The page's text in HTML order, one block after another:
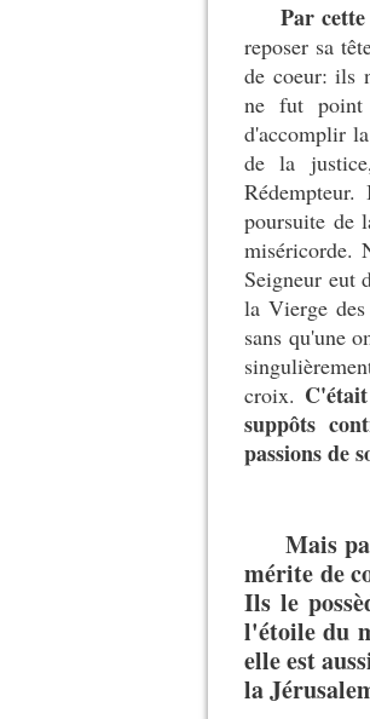
Par
reposer sa
de coeur: ils
ne fut point
d'accomplir
de la
poursuite de
miséricorde.
Seigneur eut
la Vierge
sans qu'une
croix.
suppôts
passions de
Mais
mérite de
Ils le
l'étoile du
elle est
la